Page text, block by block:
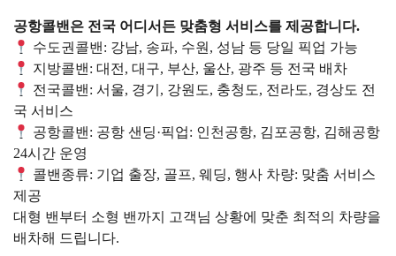
공항콜밴은 전국 어디서든 맞춤형 서비스를 제공합니다.
수도권콜밴: 강남, 송파, 수원, 성남 등 당일 픽업 가능
지방콜밴: 대전, 대구, 부산, 울산, 광주 등 전국 배차
전국콜밴: 서울, 경기, 강원도, 충청도, 전라도, 경상도 전
국 서비스
공항콜밴: 공항 샌딩·픽업: 인천공항, 김포공항, 김해공항
24시간 운영
콜밴종류: 기업 출장, 골프, 웨딩, 행사 차량: 맞춤 서비스
제공
대형 밴부터 소형 밴까지 고객님 상황에 맞춘 최적의 차량을
배차해 드립니다.